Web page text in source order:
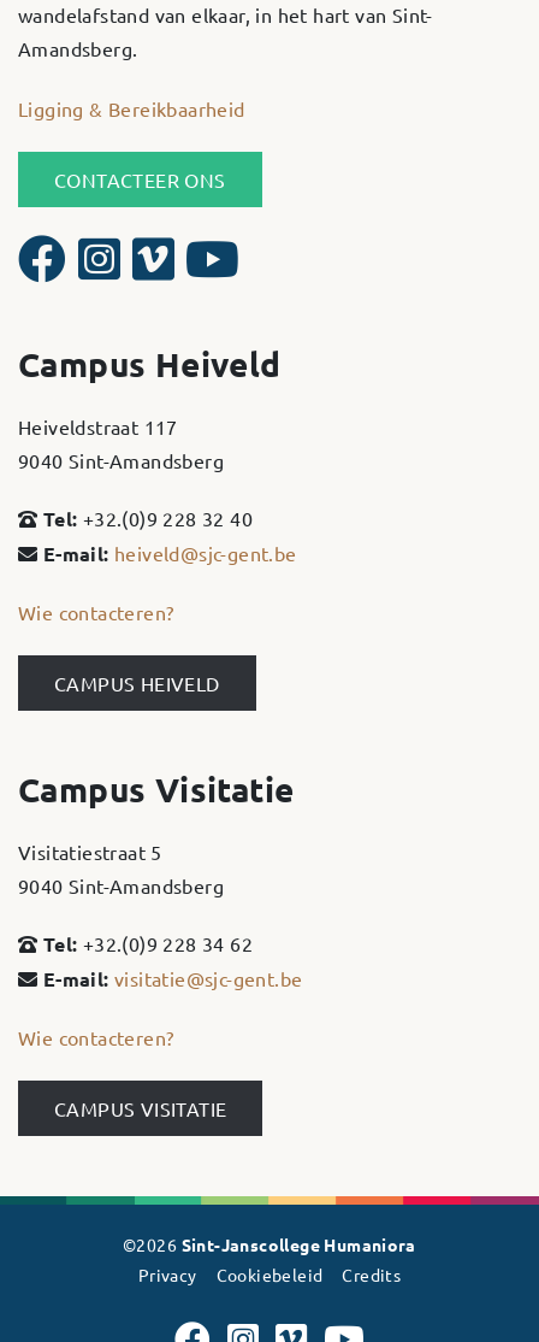
wandelafstand van elkaar, in het hart van Sint-
Amandsberg.
Ligging & Bereikbaarheid
CONTACTEER ONS
Campus Heiveld
Heiveldstraat 117
9040 Sint-Amandsberg
Tel: +32.(0)9 228 32 40
E-mail: heiveld@sjc-gent.be
Wie contacteren?
CAMPUS HEIVELD
Campus Visitatie
Visitatiestraat 5
9040 Sint-Amandsberg
Tel: +32.(0)9 228 34 62
E-mail: visitatie@sjc-gent.be
Wie contacteren?
CAMPUS VISITATIE
©2026 Sint-Janscollege Humaniora
Privacy
Cookiebeleid Credits